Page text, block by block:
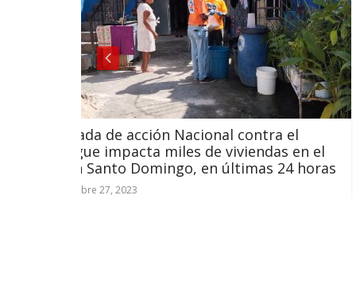
Nacional contra el
de viviendas en el
en últimas 24 horas
Abinader
del I Foro
Pública